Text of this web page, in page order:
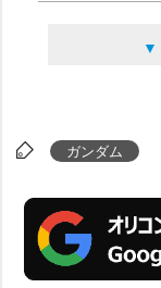
▼
ガンダム